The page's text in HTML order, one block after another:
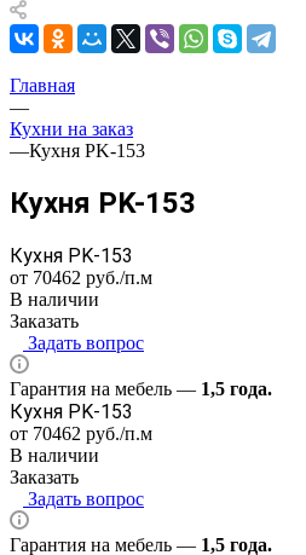
Главная
—
Кухни на заказ
—Кухня PK-153
Кухня PK-153
Кухня PK-153
от 70462 руб./п.м
В наличии
Заказать
Задать вопрос
Гарантия на мебель — 1,5 года.
Кухня PK-153
от 70462 руб./п.м
В наличии
Заказать
Задать вопрос
Гарантия на мебель — 1,5 года.